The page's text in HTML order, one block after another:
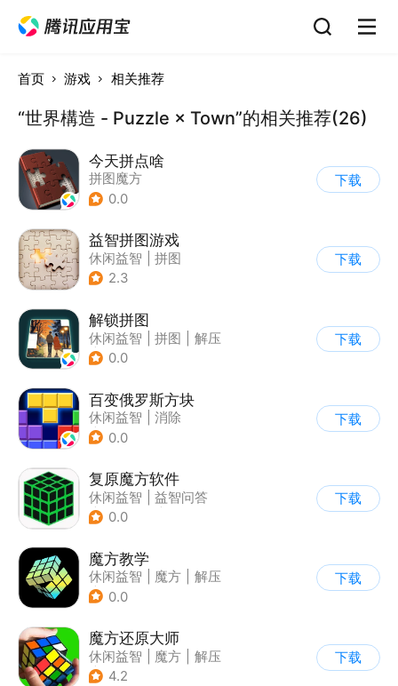
首页 游戏 相关推荐
“世界構造 - Puzzle × Town”的相关推荐(26)
今天拼点啥
拼图魔方
0.0
下载
益智拼图游戏
休闲益智
拼图
2.3
下载
解锁拼图
休闲益智 拼图
解压
| 清新
0.0
下载
百变俄罗斯方块
休闲益智
消除
| 俄罗斯方块
0.0
下载
复原魔方软件
休闲益智
益智问答
| 学习教育
0.0
下载
魔方教学
休闲益智 魔方
解压
| 学习教育
0.0
下载
魔方还原大师
休闲益智 魔方
解压
| 脑洞
4.2
下载